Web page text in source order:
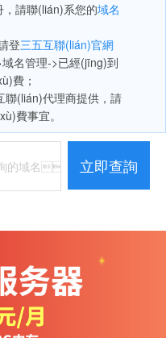
請聯(lián)系您的域名
請登三五互聯(lián)官網
->域名管理->已經(jīng)到
；
聯(lián)代理商提供，請
費事宜。
立即查詢